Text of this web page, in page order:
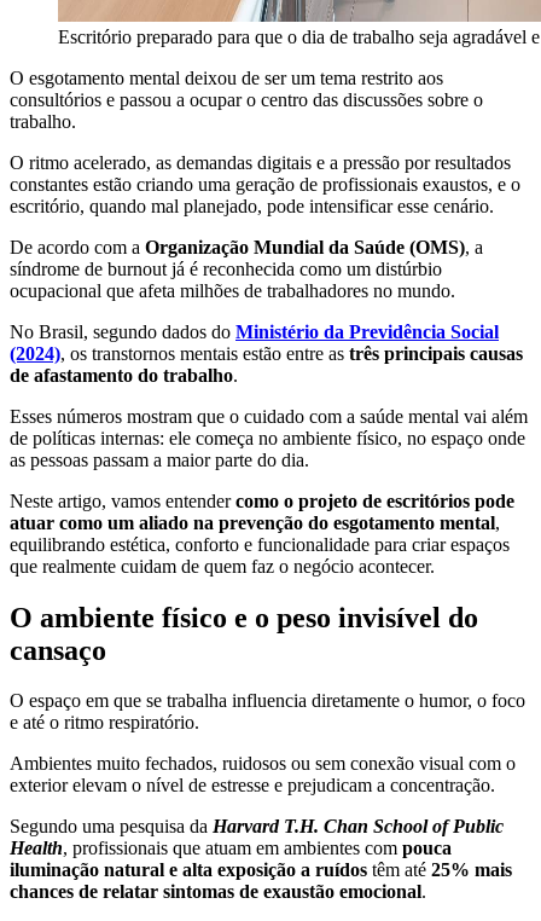
Escritório preparado para que o dia de trabalho seja
O esgotamento mental deixou de ser um tema restrito aos
consultórios e passou a ocupar o centro das discussões sobre o
trabalho.
O ritmo acelerado, as demandas digitais e a pressão por resultados
constantes estão criando uma geração de profissionais exaustos, e o
escritório, quando mal planejado, pode intensificar esse cenário.
De acordo com a Organização Mundial da Saúde (OMS), a
síndrome de burnout já é reconhecida como um distúrbio
ocupacional que afeta milhões de trabalhadores no mundo.
No Brasil, segundo dados do Ministério da Previdência Social
(2024), os transtornos mentais estão entre as três principais causas
de afastamento do trabalho.
Esses números mostram que o cuidado com a saúde mental vai além
de políticas internas: ele começa no ambiente físico, no espaço onde
as pessoas passam a maior parte do dia.
Neste artigo, vamos entendercomo o projeto de escritórios pode
atuar como um aliado na prevenção do esgotamento mental,
equilibrando estética, conforto e funcionalidade para criar espaços
que realmente cuidam de quem faz o negócio acontecer.
O ambiente físico e o peso invisível do
cansaço
O espaço em que se trabalha influencia diretamente o humor, o foco
e até o ritmo respiratório.
Ambientes muito fechados, ruidosos ou sem conexão visual com o
exterior elevam o nível de estresse e prejudicam a concentração.
Segundo uma pesquisa da Harvard T.H. Chan School of Public
Health, profissionais que atuam em ambientes com pouca
iluminação natural e alta exposição a ruídos têm até 25% mais
chances de relatar sintomas de exaustão emocional.